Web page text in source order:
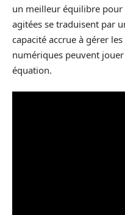
un meilleur équilibre
agitées se traduisent par
capacité accrue à gérer
numériques peuvent
équation.